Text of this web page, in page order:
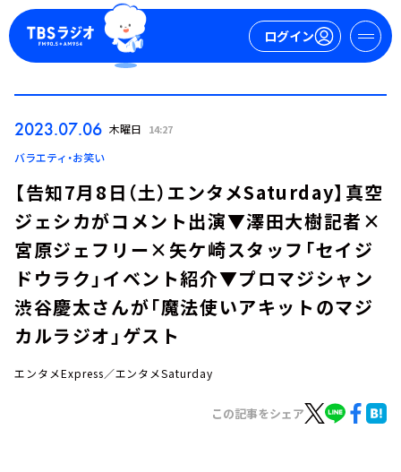
ログイン
ログイン
今日の番組表
週間番組表
トピックス
2023.07.06 木曜日 14:27
バラエティ・お笑い
【告知7月8日（土）エンタメSaturday】真空
ジェシカがコメント出演▼澤田大樹記者×
宮原ジェフリー×矢ケ崎スタッフ「セイジ
ドウラク」イベント紹介▼プロマジシャン
渋谷慶太さんが「魔法使いアキットのマジ
カルラジオ」ゲスト
エンタメExpress／エンタメSaturday
この記事をシェア